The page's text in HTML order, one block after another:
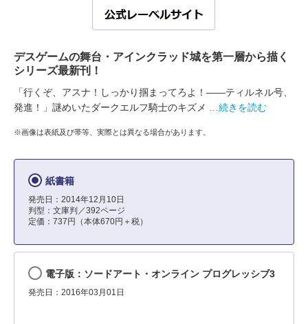
デスゲームの舞台・アインクラッド城を第一層から描く
シリーズ最新刊！
「行くぞ、アスナ！しっかり掴まってろよ！――ティルネル号、
発進！」謎めいたダークエルフ騎士のキズメ
…続きを読む
※画像は表紙及び帯等、実際とは異なる場合があります。
紙書籍
発売日：2014年12月10日
判型：文庫判／392ページ
定価：737円（本体670円＋税）
電子版：ソードアート・オンライン プログレッシブ3
発売日：2016年03月01日